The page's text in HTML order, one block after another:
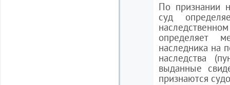
По признании
суд
определяет
наследника на
наследства
выданные
признаются